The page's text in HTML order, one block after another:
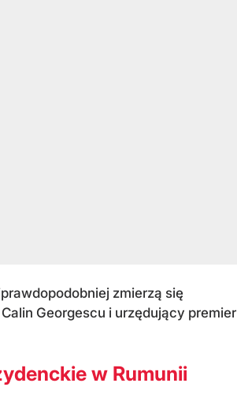
zmierzą się
Georgescu i urzędujący premier
w Rumunii